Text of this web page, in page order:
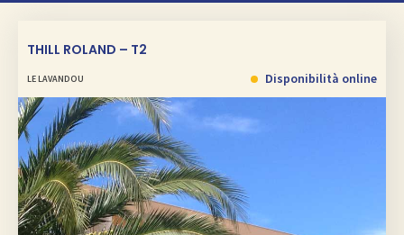
THILL ROLAND – T2
LE LAVANDOU Disponibilità online